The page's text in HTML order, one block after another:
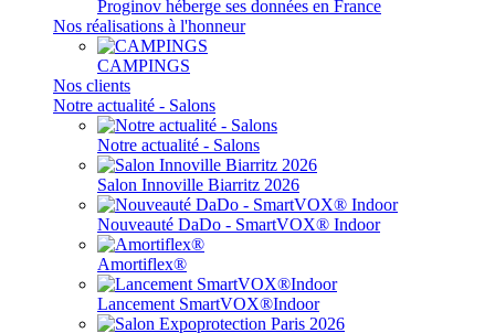
Proginov héberge ses données en France
Nos réalisations à l'honneur
CAMPINGS
Nos clients
Notre actualité - Salons
Notre actualité - Salons
Salon Innoville Biarritz 2026
Nouveauté DaDo - SmartVOX® Indoor
Amortiflex®
Lancement SmartVOX®Indoor